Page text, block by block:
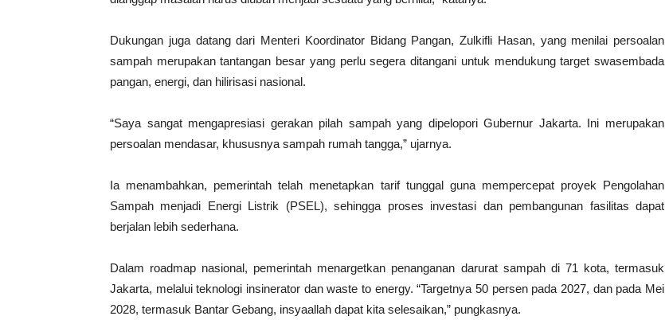
Dukungan juga datang dari Menteri Koordinator Bidang Pangan, Zulkifli Hasan, yang menilai persoalan
sampah merupakan tantangan besar yang perlu segera ditangani untuk mendukung target swasembada
pangan, energi, dan hilirisasi nasional.
“Saya sangat mengapresiasi gerakan pilah sampah yang dipelopori Gubernur Jakarta. Ini merupakan
persoalan mendasar, khususnya sampah rumah tangga,” ujarnya.
Ia menambahkan, pemerintah telah menetapkan tarif tunggal guna mempercepat proyek Pengolahan
Sampah menjadi Energi Listrik (PSEL), sehingga proses investasi dan pembangunan fasilitas dapat
berjalan lebih sederhana.
Dalam roadmap nasional, pemerintah menargetkan penanganan darurat sampah di 71 kota, termasuk
Jakarta, melalui teknologi insinerator dan waste to energy. “Targetnya 50 persen pada 2027, dan pada Mei
2028, termasuk Bantar Gebang, insyaallah dapat kita selesaikan,” pungkasnya.